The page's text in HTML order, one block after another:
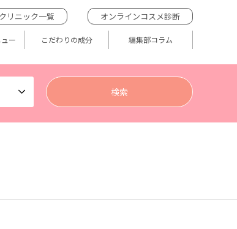
クリニック一覧 オンラインコスメ診断
ー こだわりの成分 編集部コラム